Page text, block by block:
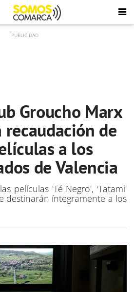
Groucho Marx
de
a los
de Valencia
películas 'Té Negro', 'Tatami'
destinarán íntegramente a los